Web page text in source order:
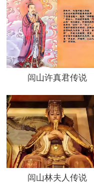
闾山许真君传说
闾山林夫人传说